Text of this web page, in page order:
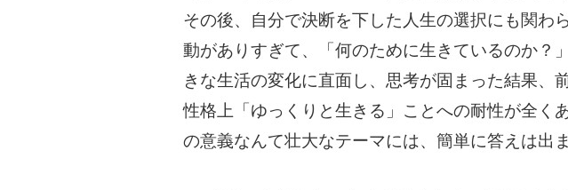
その後、自分で決断を下した人生の選択にも関わ
動がありすぎて、「何のために生きているのか？
きな生活の変化に直面し、思考が固まった結果
性格上「ゆっくりと生きる」ことへの耐性が全く
の意義なんて壮大なテーマには、簡単に答えは出